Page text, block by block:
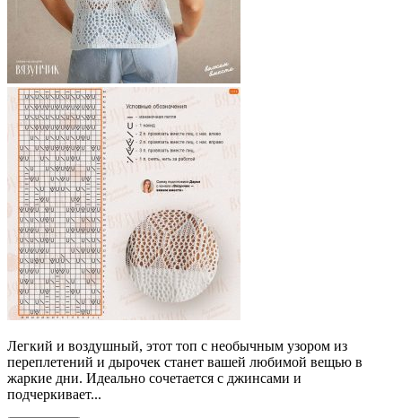
Легкий и воздушный, этот топ с необычным узором из
переплетений и дырочек станет вашей любимой вещью в
жаркие дни. Идеально сочетается с джинсами и
подчеркивает...